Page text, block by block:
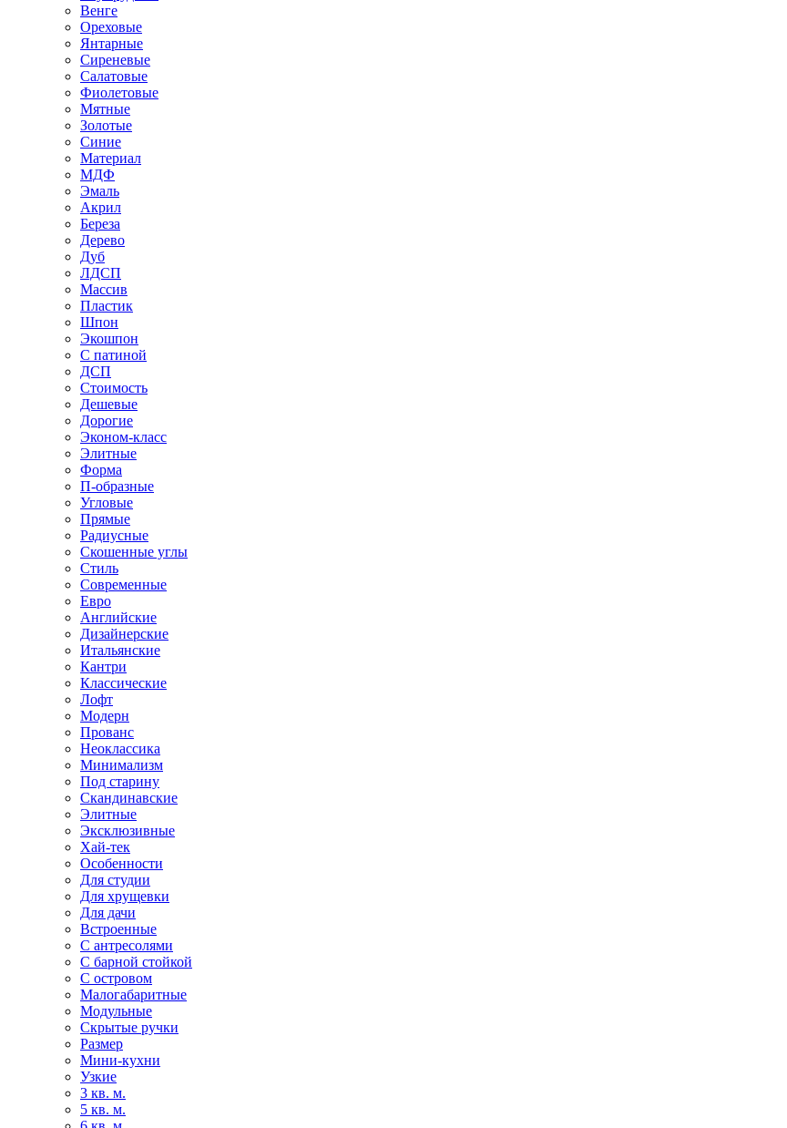
Венге
Ореховые
Янтарные
Сиреневые
Салатовые
Фиолетовые
Мятные
Золотые
Синие
Материал
МДФ
Эмаль
Акрил
Береза
Дерево
Дуб
ЛДСП
Массив
Пластик
Шпон
Экошпон
С патиной
ДСП
Стоимость
Дешевые
Дорогие
Эконом-класс
Элитные
Форма
П-образные
Угловые
Прямые
Радиусные
Скошенные углы
Стиль
Современные
Евро
Английские
Дизайнерские
Итальянские
Кантри
Классические
Лофт
Модерн
Прованс
Неоклассика
Минимализм
Под старину
Скандинавские
Элитные
Эксклюзивные
Хай-тек
Особенности
Для студии
Для хрущевки
Для дачи
Встроенные
С антресолями
С барной стойкой
С островом
Малогабаритные
Модульные
Скрытые ручки
Размер
Мини-кухни
Узкие
3 кв. м.
5 кв. м.